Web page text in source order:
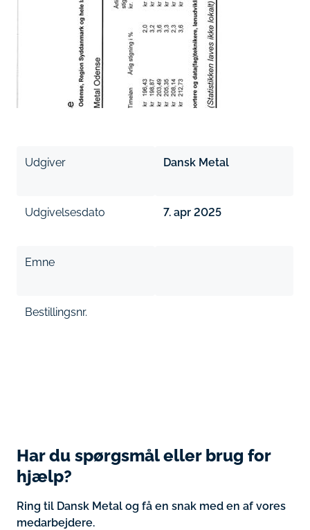
Udgiver Dansk Metal
Udgivelsesdato 7. apr 2025
Emne
Bestillingsnr.
Har du spørgsmål eller brug for
hjælp?
Ring til Dansk Metal og få en snak med en af vores
medarbejdere.